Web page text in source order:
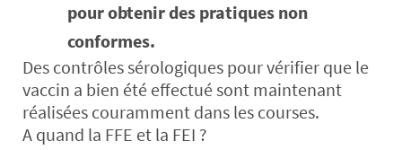
pour obtenir des pratiques non
conformes.
Des contrôles sérologiques pour vérifier que le
vaccin a bien été effectué sont maintenant
réalisées couramment dans les courses.
A quand la FFE et la FEI ?